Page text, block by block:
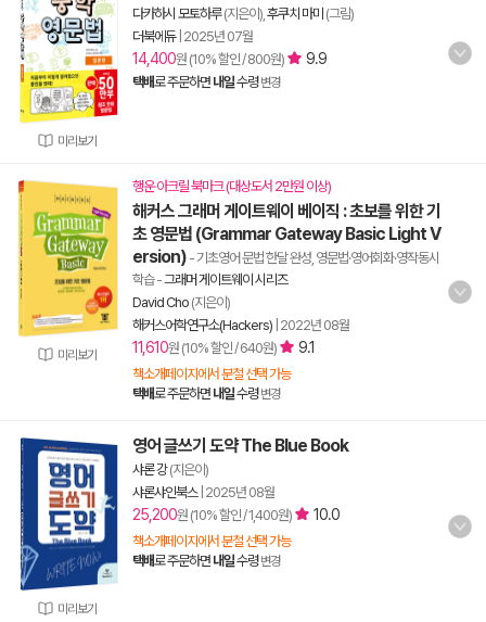
미리보기
다카하시 모토하루(지은이), 후쿠치 마미 (그림)
더북에듀| 2025년 07월
14,400원 (10% 할인 / 800원) 9.9
택배로 주문하면 내일수령 변경
미리보기
행운 아크릴 북마크 (대상도서 2만원 이상)
해커스 그래머 게이트웨이 베이직 : 초보를 위한 기
초 영문법 (Grammar Gateway Basic Light V
ersion) - 기초영어 문법 한달 완성, 영문법·영어회화·영작동시
학습-그래머 게이트웨이 시리즈
David Cho (지은이)
해커스어학연구소(Hackers) 2022년 08월
11,610원 (10% 할인 / 640원) 9.1
책소개페이지에서 분철 선택 가능
택배로 주문하면 내일수령 변경
미리보기
영어 글쓰기 도약 The Blue Book
샤론 강(지은이)
샤론샤인북스| 2025년 08월
25,200원 (10% 할인 / 1,400원) 10.0
책소개페이지에서 분철 선택 가능
택배로 주문하면 내일수령 변경